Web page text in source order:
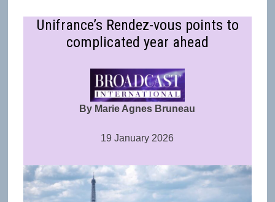
Unifrance’s Rendez-vous points to
complicated year ahead
By Marie Agnes Bruneau
19 January 2026